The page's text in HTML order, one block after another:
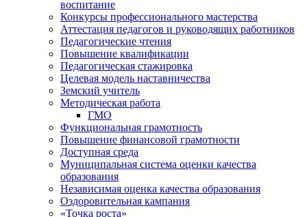
воспитание
Конкурсы профессионального мастерства
Аттестация педагогов и руководящих работников
Педагогические чтения
Повышение квалификации
Педагогическая стажировка
Целевая модель наставничества
Земский учитель
Методическая работа
ГМО
Функциональная грамотность
Повышение финансовой грамотности
Доступная среда
Муниципальная система оценки качества
образования
Независимая оценка качества образования
Оздоровительная кампания
«Точка роста»